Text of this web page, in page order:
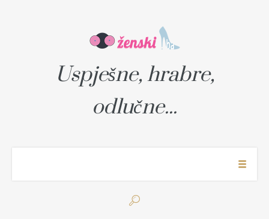
Uspješne, hrabre,
odlučne...